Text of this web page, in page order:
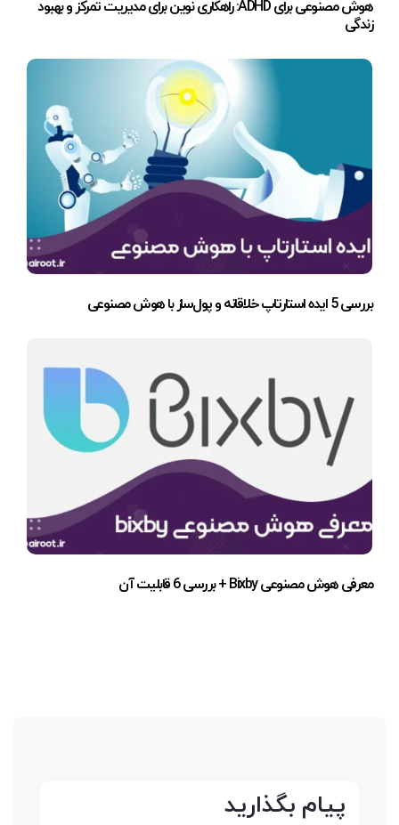
هوش مصنوعی برای ADHD: راهکاری نوین برای مدیریت تمرکز و بهبود
زندگی
بررسی 5 ایده استارتاپ خلاقانه و پول‌ساز با هوش مصنوعی
معرفی هوش مصنوعی Bixby + بررسی 6 قابلیت آن
پیام بگذارید